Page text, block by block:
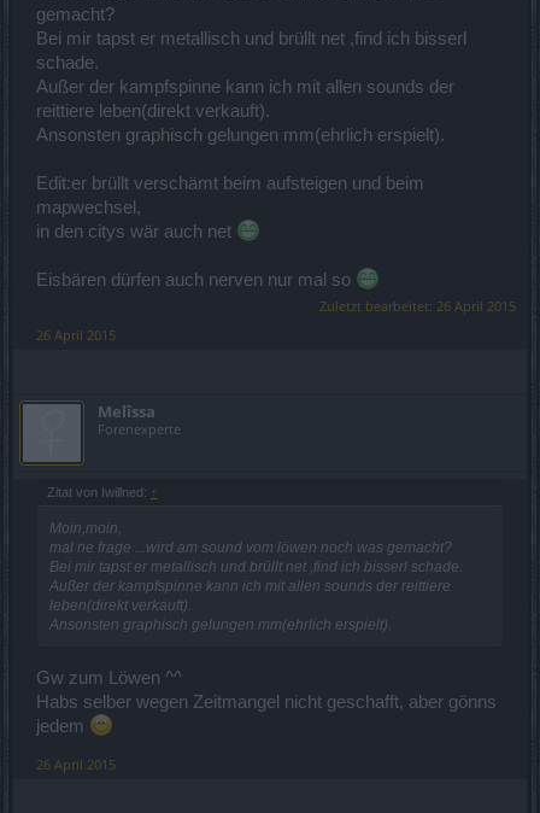
gemacht?
Bei mir tapst er metallisch und brüllt net ,find ich bisserl
schade.
Außer der kampfspinne kann ich mit allen sounds der
reittiere leben(direkt verkauft).
Ansonsten graphisch gelungen mm(ehrlich erspielt).
Edit:er brüllt verschämt beim aufsteigen und beim
mapwechsel,
in den citys wär auch net
Eisbären dürfen auch nerven nur mal so
Zuletzt bearbeitet: 26 April 2015
26 April 2015
Melîssa
Forenexperte
Zitat von Iwillned: ↑
Moin,moin,
mal ne frage ...wird am sound vom löwen noch was gemacht?
Bei mir tapst er metallisch und brüllt net ,find ich bisserl schade.
Außer der kampfspinne kann ich mit allen sounds der reittiere
leben(direkt verkauft).
Ansonsten graphisch gelungen mm(ehrlich erspielt).
Gw zum Löwen ^^
Habs selber wegen Zeitmangel nicht geschafft, aber gönns
jedem
26 April 2015